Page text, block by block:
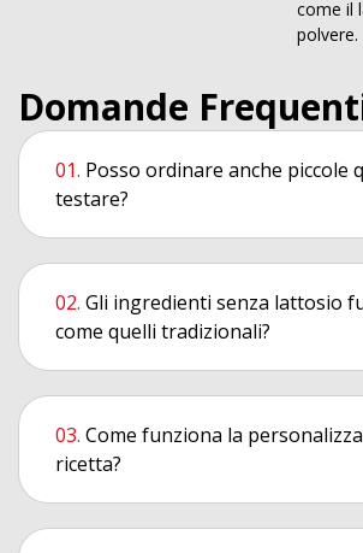
come il
polvere.
Domande
Posso ordinare anche piccole
testare?
Gli ingredienti senza lattosio
come quelli tradizionali?
Come funziona la
ricetta?